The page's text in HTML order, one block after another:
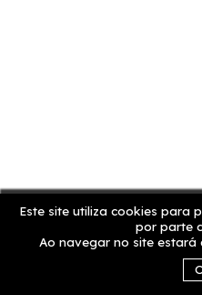
Este site utiliza cookies para
por parte
Ao navegar no site estará